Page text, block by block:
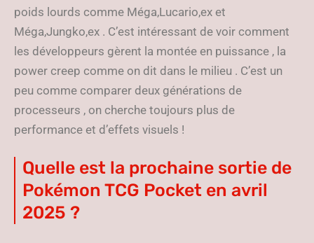
poids lourds comme Méga,Lucario,ex et
Méga,Jungko,ex . C’est intéressant de voir comment
les développeurs gèrent la montée en puissance , la
power creep comme on dit dans le milieu . C’est un
peu comme comparer deux générations de
processeurs , on cherche toujours plus de
performance et d’effets visuels !
Quelle est la prochaine sortie de
Pokémon TCG Pocket en avril
2025 ?